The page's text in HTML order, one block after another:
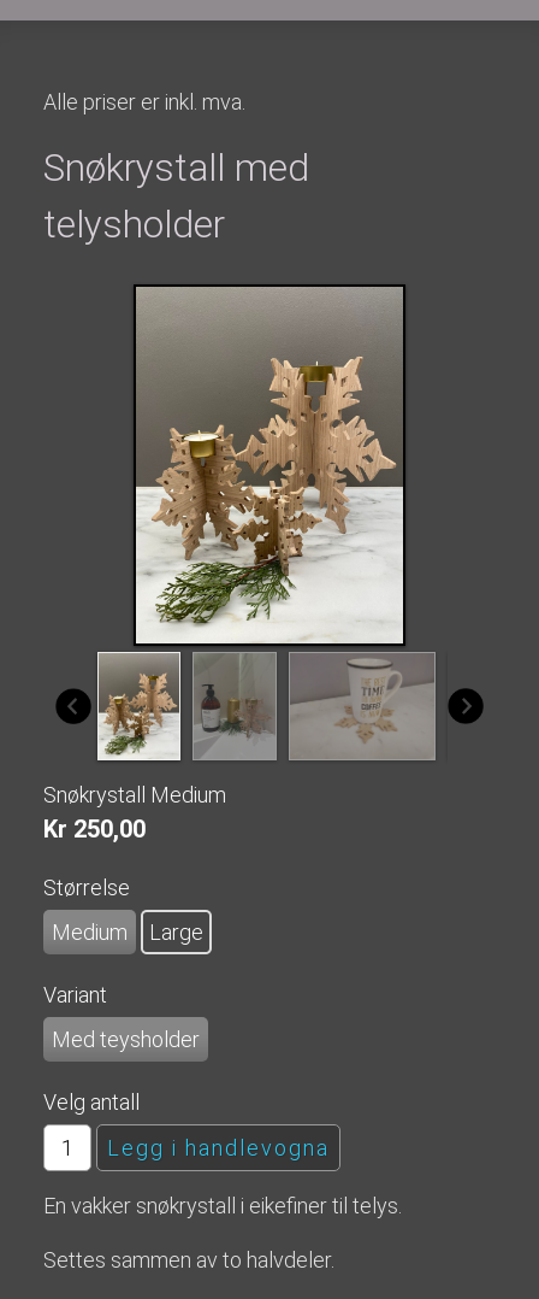
Alle priser er inkl. mva.
Snøkrystall med
telysholder
Snøkrystall Medium
Kr 250,00
Størrelse
Medium
Large
Variant
Med teysholder
Velg antall
En vakker snøkrystall i eikefiner til telys.
Settes sammen av to halvdeler.